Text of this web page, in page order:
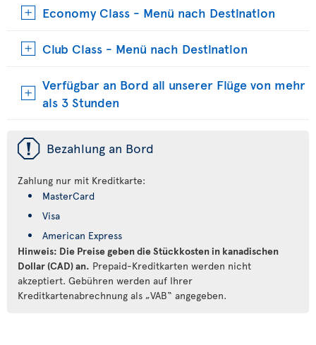
Economy Class - Menü nach Destination
Club Class - Menü nach Destination
Verfügbar an Bord all unserer Flüge von mehr
als 3 Stunden
ü Bezahlung an Bord
Zahlung nur mit Kreditkarte:
MasterCard
Visa
American Express
Hinweis: Die Preise geben die Stückkosten in kanadischen
Dollar (CAD) an. Prepaid-Kreditkarten werden nicht
akzeptiert. Gebühren werden auf Ihrer
Kreditkartenabrechnung als „VAB“ angegeben.